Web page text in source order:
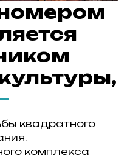
квадратного
комплекса